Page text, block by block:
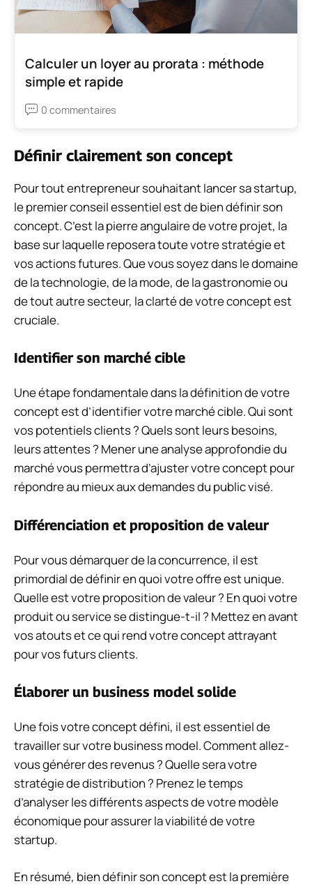
Calculer un loyer au prorata : méthode
simple et rapide
0 commentaires
Définir clairement son concept
Pour tout entrepreneur souhaitant lancer sa startup,
le premier conseil essentiel est de bien définir son
concept. C’est la pierre angulaire de votre projet, la
base sur laquelle reposera toute votre stratégie et
vos actions futures. Que vous soyez dans le domaine
de la technologie, de la mode, de la gastronomie ou
de tout autre secteur, la clarté de votre concept est
cruciale.
Identifier son marché cible
Une étape fondamentale dans la définition de votre
concept est d’identifier votre marché cible. Qui sont
vos potentiels clients ? Quels sont leurs besoins,
leurs attentes ? Mener une analyse approfondie du
marché vous permettra d’ajuster votre concept pour
répondre au mieux aux demandes du public visé.
Différenciation et proposition de valeur
Pour vous démarquer de la concurrence, il est
primordial de définir en quoi votre offre est unique.
Quelle est votre proposition de valeur ? En quoi votre
produit ou service se distingue-t-il ? Mettez en avant
vos atouts et ce qui rend votre concept attrayant
pour vos futurs clients.
Élaborer un business model solide
Une fois votre concept défini, il est essentiel de
travailler sur votre business model. Comment allez-
vous générer des revenus ? Quelle sera votre
stratégie de distribution ? Prenez le temps
d’analyser les différents aspects de votre modèle
économique pour assurer la viabilité de votre
startup.
En résumé, bien définir son concept est la première